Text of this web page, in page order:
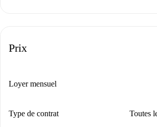
Prix
Loyer mensuel
Type de contrat Toutes